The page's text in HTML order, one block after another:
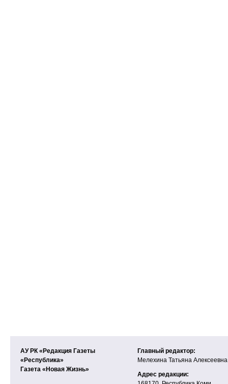
АУ РК «Редакция Газеты
«Республика»
Газета «Новая Жизнь»
Главный редактор:
Мелехина Татьяна Алексеевна
Адрес редакции: